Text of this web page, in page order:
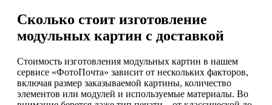
Сколько стоит изготовление
модульных картин с доставкой
Стоимость изготовления модульных картин в нашем
сервисе «ФотоПочта» зависит от нескольких факторов,
включая размер заказываемой картины, количество
элементов или модулей и используемые материалы. Во